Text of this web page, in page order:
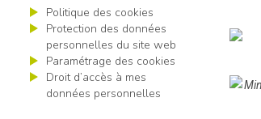
Politique des cookies
Protection des données
personnelles du site web
Paramétrage des cookies
Droit d’accès à mes
données personnelles